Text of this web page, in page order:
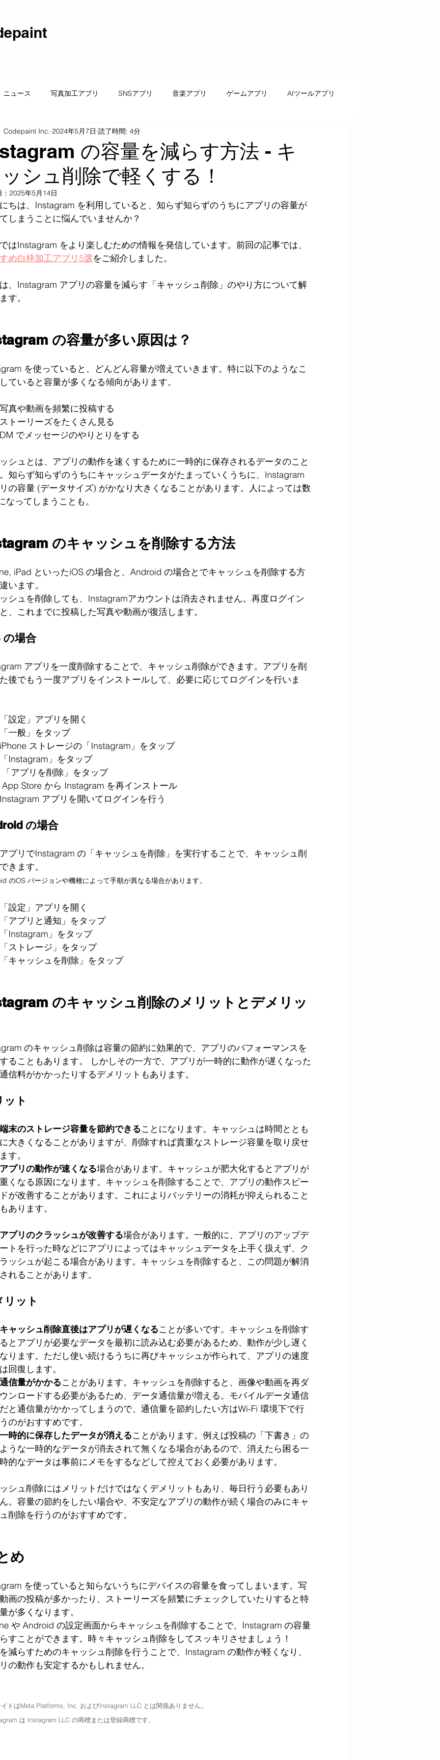
ニュース 写真加工アプリ SNSアプリ 音楽アプリ ゲームアプリ AIツールアプリ
動画編集アプリ
の容量を減らす方法 - キ
シュ削除で軽くする！
Codepaint Inc. 2024年5月7日 読了時間: 4分
2025年5月14日
ちは、Instagram を利用していると、知らず知らずのうちにアプリの容量が
しまうことに悩んでいませんか？
はInstagram をより楽しむための情報を発信しています。前回の記事では、
め白枠加工アプリ5選をご紹介しました。
、Instagram アプリの容量を減らす「キャッシュ削除」のやり方について解
す。
の容量が多い原因は？
を使っていると、どんどん容量が増えていきます。特に以下のようなこ
ていると容量が多くなる傾向があります。
写真や動画を頻繁に投稿する
ストーリーズをたくさん見る
DM でメッセージのやりとりをする
シュとは、アプリの動作を速くするために一時的に保存されるデータのこと
知らず知らずのうちにキャッシュデータがたまっていくうちに、 Instagram
の容量 (データサイズ) がかなり大きくなることがあります。人によっては数
なってしまうことも。
のキャッシュを削除する方法
iPad といったiOS の場合と、Android の場合とでキャッシュを削除する方
います。
シュを削除しても、Instagramアカウントは消去されません。再度ログイン
、これまでに投稿した写真や動画が復活します。
の場合
アプリを一度削除することで、キャッシュ削除ができます。アプリを削
後でもう一度アプリをインストールして、必要に応じてログインを行いま
「設定」アプリを開く
「一般」をタップ
iPhone ストレージの「Instagram」をタップ
「Instagram」をタップ
「アプリを削除」をタップ
App Store から Instagram を再インストール
Instagram アプリを開いてログインを行う
の場合
プリでInstagram の「キャッシュを削除 」を実行することで、キャッシュ削
きます。
のOS バージョンや機種によって手順が異なる場合があります。
「設定」アプリを開く
「アプリと通知」をタップ
「Instagram」をタップ
「ストレージ」をタップ
「キャッシュを削除」をタップ
のキャッシュ削除のメリットとデメリッ
のキャッシュ削除は容量の節約に効果的で、アプリのパフォーマンスを
ることもあります。 しかしその一方で、アプリが一時的に動作が遅くなった
信料がかかったりするデメリットもあります。
ット
端末のストレージ容量を節約できることになります。キャッシュは時間ととも
に大きくなることがありますが、削除すれば貴重なストレージ容量を取り戻せ
ます。
アプリの動作が速くなる場合があります。キャッシュが肥大化するとアプリが
重くなる原因になります。キャッシュを削除することで、アプリの動作スピー
ドが改善することがあります。これによりバッテリーの消耗が抑えられること
もあります。
アプリのクラッシュが改善する場合があります。一般的に、アプリのアップデ
ートを行った時などにアプリによってはキャッシュデータを上手く扱えず、ク
ラッシュが起こる場合があります。キャッシュを削除すると、この問題が解消
されることがあります。
リット
キャッシュ削除直後はアプリが遅くなることが多いです。キャッシュを削除す
るとアプリが必要なデータを最初に読み込む必要があるため、動作が少し遅く
なります。ただし使い続けるうちに再びキャッシュが作られて、アプリの速度
は回復します。
通信量がかかることがあります。キャッシュを削除すると、画像や動画を再ダ
ウンロードする必要があるため、データ通信量が増える。モバイルデータ通信
だと通信量がかかってしまうので、通信量を節約したい方はWi-Fi 環境下で行
うのがおすすめです。
一時的に保存したデータが消えることがあります。例えば投稿の「下書き」の
ような一時的なデータが消去されて無くなる場合があるので、消えたら困る一
時的なデータは事前にメモをするなどして控えておく必要があります。
シュ削除にはメリットだけではなくデメリットもあり、毎日行う必要もあり
。容量の節約をしたい場合や、不安定なアプリの動作が続く場合のみにキャ
削除を行うのがおすすめです。
め
を使っていると知らないうちにデバイスの容量を食ってしまいます。写
画の投稿が多かったり、ストーリーズを頻繁にチェックしていたりすると特
が多くなります。
や Android の設定画面からキャッシュを削除することで、Instagram の容量
すことができます。時々キャッシュ削除をしてスッキリさせましょう！
減らすためのキャッシュ削除を行うことで、Instagram の動作が軽くなり、
の動作も安定するかもしれません。
トはMeta Platforms, Inc. およびInstagram LLC とは関係ありません。
は Instagram LLC の商標または登録商標です。